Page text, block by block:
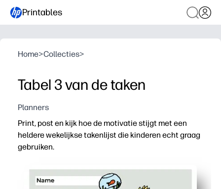
Printables
Home>Collecties>
Tabel 3 van de taken
Planners
Print, post en kijk hoe de motivatie stijgt met een
heldere wekelijkse takenlijst die kinderen echt graag
gebruiken.
Eenvoudig voor onderweg: u kunt het in enkele
Kindvriendelijke motivatie: stickers en selectievakjes